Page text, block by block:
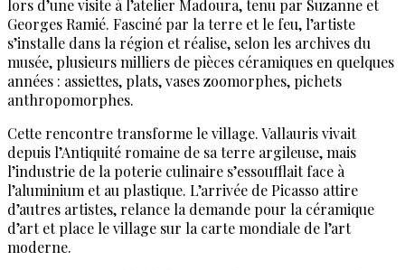
lors d’une visite à l’atelier Madoura, tenu par Suzanne et
Georges Ramié. Fasciné par la terre et le feu, l’artiste
s’installe dans la région et réalise, selon les archives du
musée, plusieurs milliers de pièces céramiques en quelques
années : assiettes, plats, vases zoomorphes, pichets
anthropomorphes.
Cette rencontre transforme le village. Vallauris vivait
depuis l’Antiquité romaine de sa terre argileuse, mais
l’industrie de la poterie culinaire s’essoufflait face à
l’aluminium et au plastique. L’arrivée de Picasso attire
d’autres artistes, relance la demande pour la céramique
d’art et place le village sur la carte mondiale de l’art
moderne.